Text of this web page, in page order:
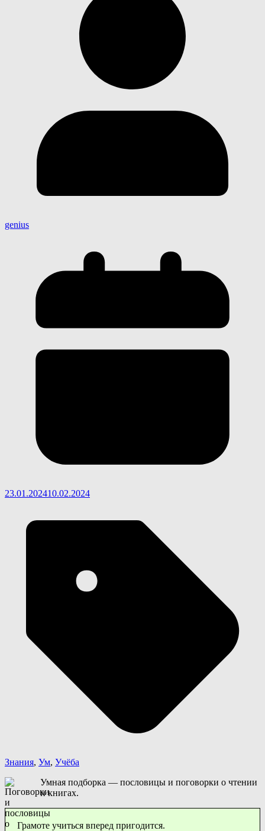
genius
23.01.202410.02.2024
Знания, Ум, Учёба
Умная подборка — пословицы и поговорки о чтении
и книгах.
Грамоте учиться вперед пригодится.